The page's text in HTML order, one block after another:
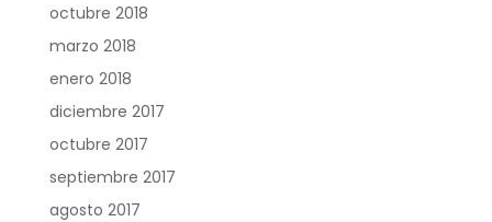
octubre 2018
marzo 2018
enero 2018
diciembre 2017
octubre 2017
septiembre 2017
agosto 2017